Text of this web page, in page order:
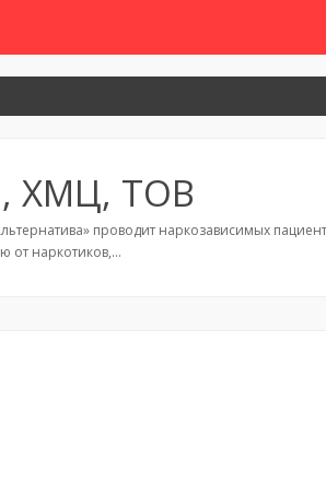
ХМЦ, ТОВ
проводит наркозависимых
от наркотиков,…